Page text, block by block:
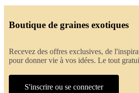
Boutique de graines exotiques
Recevez des offres exclusives, de
pour donner vie à vos idées. Le tout
S'inscrire ou se connecter